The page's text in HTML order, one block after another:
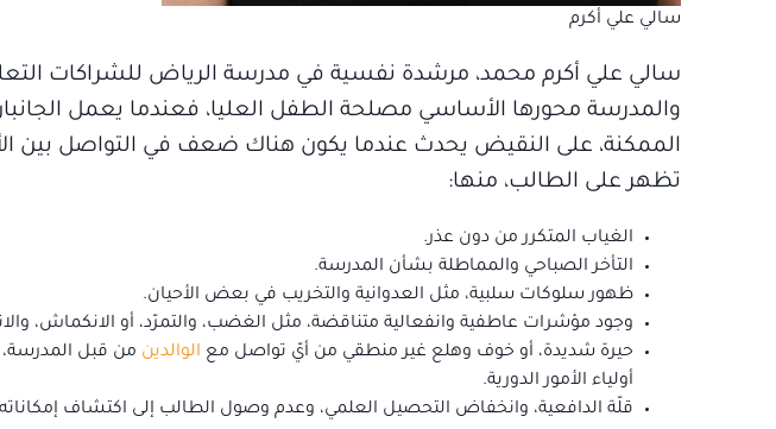
سالي علي أكرم
سالي علي أكرم محمد، مرشدة نفسية في مدرسة الرياض للشراكات
والمدرسة محورها الأساسي مصلحة الطفل العليا، فعندما يعمل
الممكنة، على النقيض يحدث عندما يكون هناك ضعف في التواصل بين
تظهر على الطالب، منها:
الغياب المتكرر من دون عذر.
التأخر الصباحي والمماطلة بشأن المدرسة.
ظهور سلوكات سلبية، مثل العدوانية والتخريب في بعض الأحيان.
وجود مؤشرات عاطفية وانفعالية متناقضة، مثل الغضب، والتمرّد، أو الانكماش،
حيرة شديدة، أو خوف وهلع غير منطقي من أيّ تواصل مع الوالدين من قبل
أولياء الأمور الدورية.
قلّة الدافعية، وانخفاض التحصيل العلمي، وعدم وصول الطالب إلى اكتشاف إمكاناته